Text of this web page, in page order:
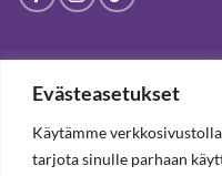
Evästeasetukset
Käytämme
tarjota sinulle parhaan
Suljettu pysyvästi